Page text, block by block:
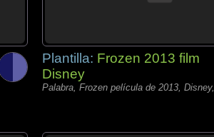
Plantilla: Frozen 2013 film
Disney
Palabra, Frozen película de 2013, Disney,